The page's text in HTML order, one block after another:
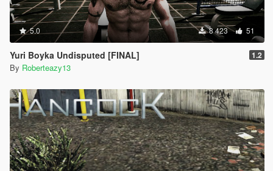
5.0 8 423 51
Yuri Boyka Undisputed [FINAL] 1.2
By Roberteazy13